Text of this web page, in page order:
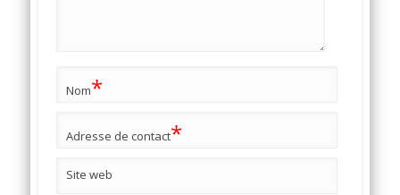
Nom*
Adresse de contact*
Site web